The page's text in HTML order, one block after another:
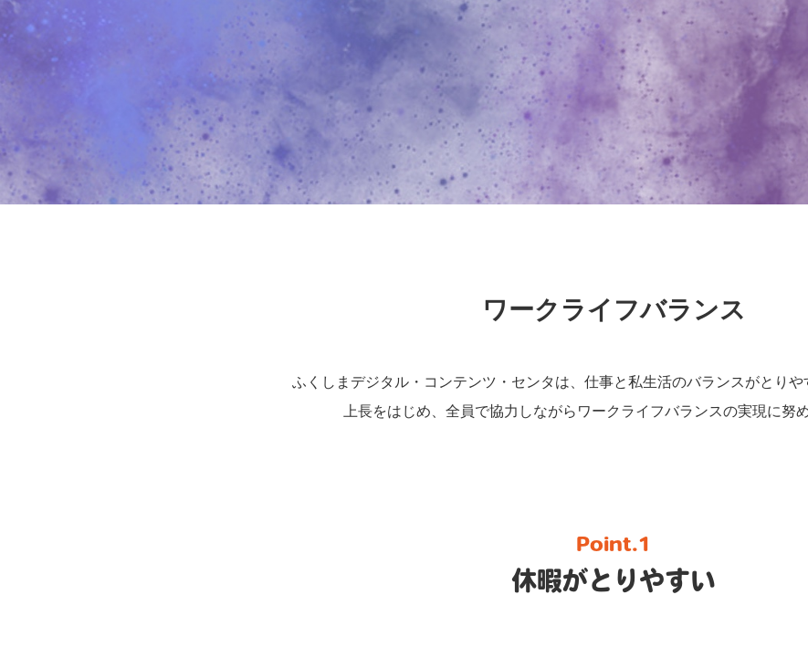
ワークライフバランス
ふくしまデジタル・コンテンツ・センタは、仕事と私生活のバランスがとりや
上長をはじめ、全員で協力しながらワークライフバランスの実現に努め
Point.1
休暇がとりやすい